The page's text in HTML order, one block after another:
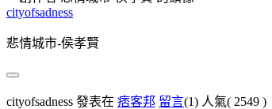
cityofsadness
悲情城市-侯孝賢
cityofsadness 發表在 痞客邦 留言(1) 人氣( 2549 )